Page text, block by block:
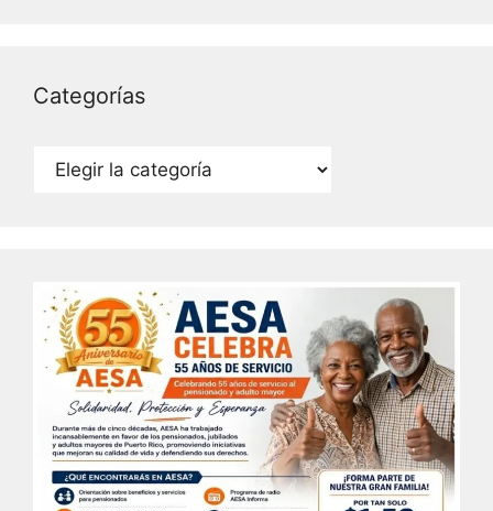
Categorías
Categorías